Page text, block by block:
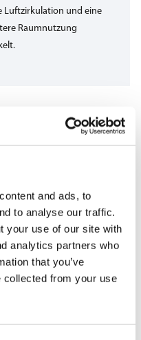
and ads, to
to analyse our traffic.
your use of our site with
analytics partners who
that you’ve
collected from your use
Luftzirkulation und eine
Raumnutzung
Bügel
schnell und einfach
in eine